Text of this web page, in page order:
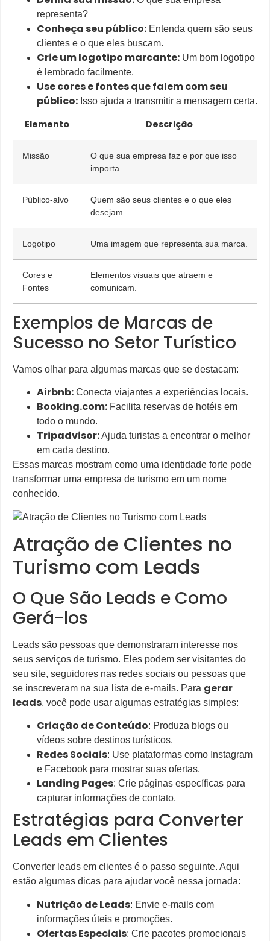
representa?
Conheça seu público: Entenda quem são seus
clientes e o que eles buscam.
Crie um logotipo marcante: Um bom logotipo
é lembrado facilmente.
Use cores e fontes que falem com seu
público: Isso ajuda a transmitir a mensagem certa.
Elemento Descrição
Missão
O que sua empresa faz e por que isso
importa.
Público-alvo
Quem são seus clientes e o que eles
desejam.
Logotipo Uma imagem que representa sua marca.
Cores e
Fontes
Elementos visuais que atraem e
comunicam.
Exemplos de Marcas de
Sucesso no Setor Turístico
Vamos olhar para algumas marcas que se destacam:
Airbnb: Conecta viajantes a experiências locais.
Booking.com: Facilita reservas de hotéis em
todo o mundo.
Tripadvisor:Ajuda turistas a encontrar o melhor
em cada destino.
Essas marcas mostram como uma identidade forte pode
transformar uma empresa de turismo em um nome
conhecido.
Atração de Clientes no
Turismo com Leads
O Que São Leads e Como
Gerá-los
Leads são pessoas que demonstraram interesse nos
seus serviços de turismo. Eles podem ser visitantes do
seu site, seguidores nas redes sociais ou pessoas que
se inscreveram na sua lista de e-mails. Para gerar
leads, você pode usar algumas estratégias simples:
Criação de Conteúdo: Produza blogs ou
vídeos sobre destinos turísticos.
Redes Sociais: Use plataformas como Instagram
e Facebook para mostrar suas ofertas.
Landing Pages: Crie páginas específicas para
capturar informações de contato.
Estratégias para Converter
Leads em Clientes
Converter leads em clientes é o passo seguinte. Aqui
estão algumas dicas para ajudar você nessa jornada:
Nutrição de Leads: Envie e-mails com
informações úteis e promoções.
Ofertas Especiais: Crie pacotes promocionais